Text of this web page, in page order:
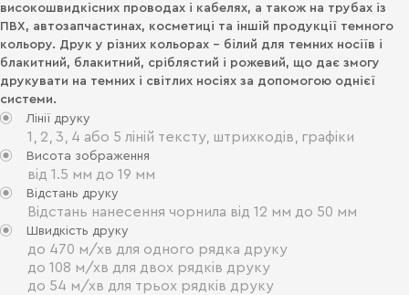
високошвидкісних проводах і кабелях, а також на трубах із
ПВХ, автозапчастинах, косметиці та іншій продукції темного
кольору. Друк у різних кольорах - білий для темних носіїв і
блакитний, блакитний, сріблястий і рожевий, що дає змогу
друкувати на темних і світлих носіях за допомогою однієї
системи.
Лінії друку
1, 2, 3, 4 або 5 ліній тексту, штрихкодів, графіки
Висота зображення
від 1.5 мм до 19 мм
Відстань друку
Відстань нанесення чорнила від 12 мм до 50 мм
Швидкість друку
до 470 м/хв для одного рядка друку
до 108 м/хв для двох рядків друку
до 54 м/хв для трьох рядків друку